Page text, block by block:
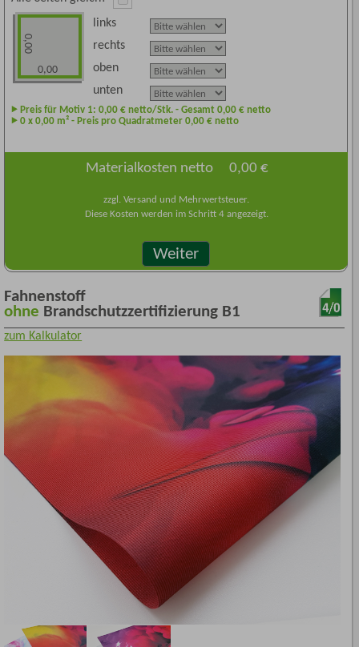
Fahnenstoff
ohne Brandschutzzertifizierung B1
zum Kalkulator
0,00
0,00
links
rechts
oben
unten
Preis für Motiv 1:0,00 € netto/Stk. - Gesamt0,00 € netto
0 x0,00 m² - Preis pro Quadratmeter0,00 € netto
Materialkosten netto 0,00 €
zzgl. Versand und Mehrwertsteuer.
Diese Kosten werden im Schritt 4 angezeigt.
Weiter